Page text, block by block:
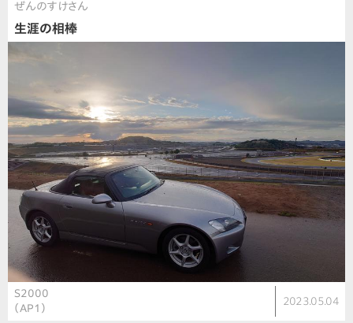
ぜんのすけさん
生涯の相棒
S2000
（AP1）
2023.05.04